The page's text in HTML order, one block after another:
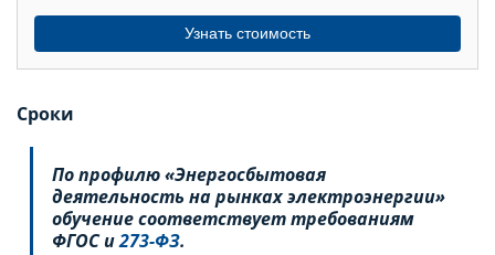
Узнать стоимость
Сроки
По профилю «Энергосбытовая
деятельность на рынках электроэнергии»
обучение соответствует требованиям
ФГОС и273-ФЗ.